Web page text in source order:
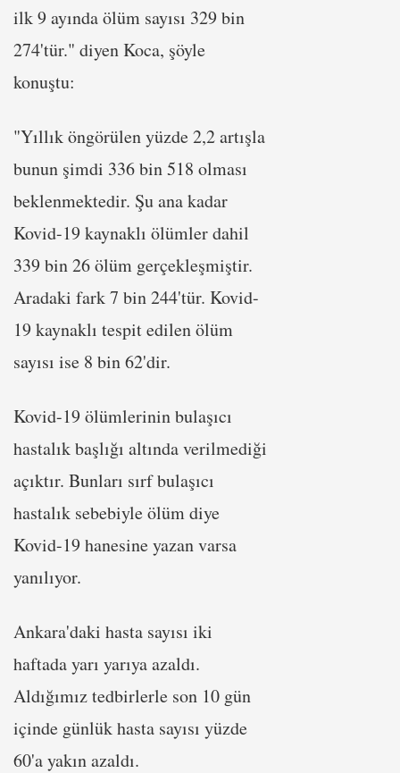
ilk 9 ayında ölüm sayısı 329 bin
274'tür." diyen Koca, şöyle
konuştu:
"Yıllık öngörülen yüzde 2,2 artışla
bunun şimdi 336 bin 518 olması
beklenmektedir. Şu ana kadar
Kovid-19 kaynaklı ölümler dahil
339 bin 26 ölüm gerçekleşmiştir.
Aradaki fark 7 bin 244'tür. Kovid-
19 kaynaklı tespit edilen ölüm
sayısı ise 8 bin 62'dir.
Kovid-19 ölümlerinin bulaşıcı
hastalık başlığı altında verilmediği
açıktır. Bunları sırf bulaşıcı
hastalık sebebiyle ölüm diye
Kovid-19 hanesine yazan varsa
yanılıyor.
Ankara'daki hasta sayısı iki
haftada yarı yarıya azaldı.
Aldığımız tedbirlerle son 10 gün
içinde günlük hasta sayısı yüzde
60'a yakın azaldı.